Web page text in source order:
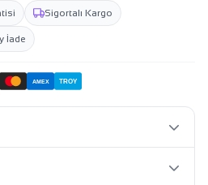
Sigortalı Kargo
İade
AMEX TROY